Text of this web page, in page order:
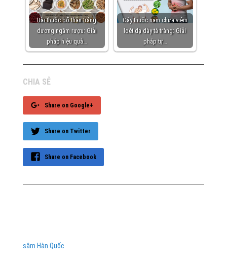
Bài thuốc bổ thận tráng
dương ngâm rượu: Giải
pháp hiệu quả…
Cây thuốc nam chữa viêm
loét dạ dày tá tràng: Giải
pháp tự…
CHIA SẺ
Share on Google+
Share on Twitter
Share on Facebook
sâm Hàn Quốc